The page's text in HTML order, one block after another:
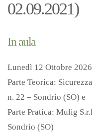
02.09.2021)
In aula
Lunedì 12 Ottobre
Parte Teorica:
n. 22 – Sondrio (SO) e
Parte Pratica: Mulig
Sondrio (SO)